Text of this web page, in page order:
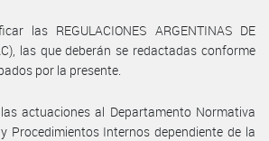
las REGULACIONES ARGENTINAS DE
las que deberán se redactadas conforme
por la presente.
las actuaciones al Departamento Normativa
Procedimientos Internos dependiente de la